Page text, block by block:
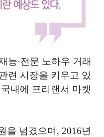
능·전문 노하우 거래
련 시장을 키우고 있
내에 프리랜서 마켓
을 넘겼으며, 2016년